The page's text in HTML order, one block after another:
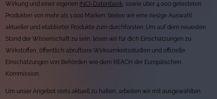
Wirkung und einer eigenen
INCI-Datenbank, sowie über 4.000 getesteten
Produkten von mehr als 1.000 Marken, bieten wir eine riesige Auswahl
aktueller und etablierter Produkte zum durchforsten. Um auf dem neuesten
Stand der Wissenschaft zu sein, lesen wir für dich Einschätzungen zu
Wirkstoffen, öffentlich abrufbare Wirksamkeitsstudien und offizielle
Einschätzungen von Behörden wie dem REACH der Europäischen
Kommission.
Um unser Angebot stets aktuell zu halten, arbeiten wir mit ausgewählten